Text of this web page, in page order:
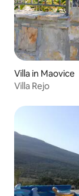
Villa in Maovice
Villa Rejo